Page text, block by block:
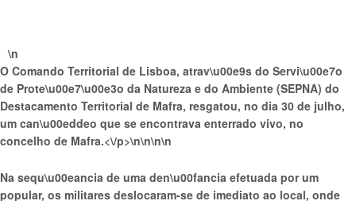
\n
O Comando Territorial de Lisboa, atrav\u00e9s do Servi\u00e7o
de Prote\u00e7\u00e3o da Natureza e do Ambiente (SEPNA) do
Destacamento Territorial de Mafra, resgatou, no dia 30 de julho,
um can\u00eddeo que se encontrava enterrado vivo, no
concelho de Mafra.<\/p>\n\n\n\n
Na sequ\u00eancia de uma den\u00fancia efetuada por um
popular, os militares deslocaram-se de imediato ao local, onde